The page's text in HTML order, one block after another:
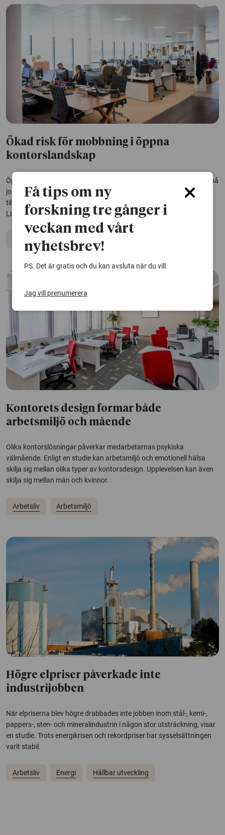
Ökad risk för mobbning i öppna
kontorslandskap
Öppna kontorslandskap medför en tydligt ökad risk för mobbning på
jobbet jämfört med om anställda har egna rum eller sitter
tillsammans med några få kollegor. Det framgår av forskning från
Linköpings universitet.
Arbetsmiljö
Kontorets design formar både
arbetsmiljö och mående
Olika kontorslösningar påverkar medarbetarnas psykiska
välmående. Enligt en studie kan arbetsmiljö och emotionell hälsa
skilja sig mellan olika typer av kontorsdesign. Upplevelsen kan även
skilja sig mellan män och kvinnor.
Arbetsliv Arbetsmiljö
Högre elpriser påverkade inte
industrijobben
När elpriserna blev högre drabbades inte jobben inom stål-, kemi-,
pappers-, sten- och mineralindustrin i någon stor utsträckning, visar
en studie. Trots energikrisen och rekordpriser har sysselsättningen
varit stabil.
Arbetsliv Energi Hållbar utveckling
Få tips om ny
forskning tre gånger i
veckan med vårt
nyhetsbrev!
PS. Det är gratis och du kan avsluta när du vill.
Jag vill prenumerera